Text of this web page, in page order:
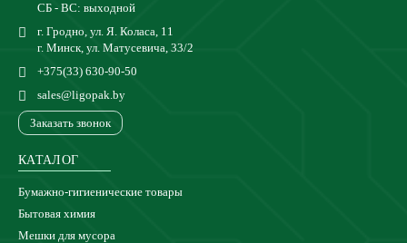
СБ - ВС: выходной
г. Гродно, ул. Я. Коласа, 11
г. Минск, ул. Матусевича, 33/2
+375(33) 630-90-50
sales@ligopak.by
Заказать звонок
КАТАЛОГ
Бумажно-гигиенические товары
Бытовая химия
Мешки для мусора